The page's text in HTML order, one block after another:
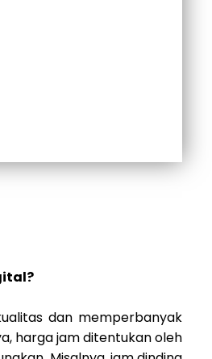
dan memperbanyak
harga jam ditentukan oleh